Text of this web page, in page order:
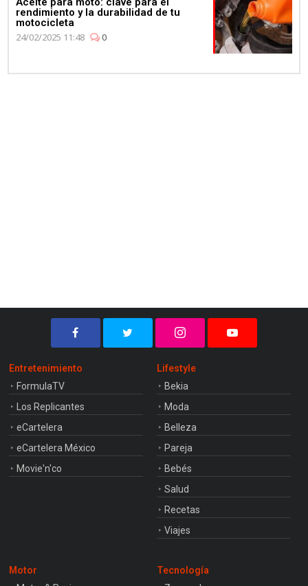
rendimiento y la durabilidad de tu
motocicleta
24/02/2025 11:48
0
Entretenimiento
FormulaTV
Los Replicantes
eCartelera
eCartelera México
Movie'n'co
Lifestyle
Bekia
Moda
Belleza
Pareja
Bebés
Salud
Recetas
Viajes
Motor
Tecnología